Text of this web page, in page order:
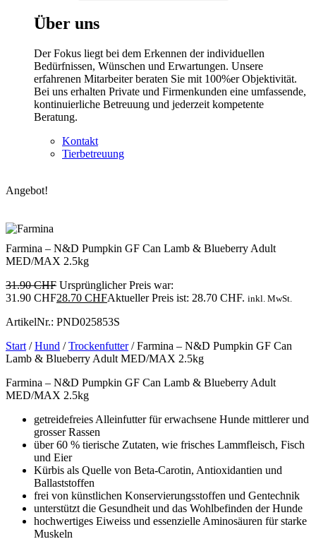
Über uns
Der Fokus liegt bei dem Erkennen der individuellen
Bedürfnissen, Wünschen und Erwartungen. Unsere
erfahrenen Mitarbeiter beraten Sie mit 100%er Objektivität.
Bei uns erhalten Private und Firmenkunden eine umfassende,
kontinuierliche Betreuung und jederzeit kompetente
Beratung.
Kontakt
Tierbetreuung
Angebot!
Farmina – N&D Pumpkin GF Can Lamb & Blueberry Adult
MED/MAX 2.5kg
31.90CHF Ursprünglicher Preis war:
31.90 CHF28.70 CHFAktueller Preis ist: 28.70 CHF. inkl. MwSt.
ArtikelNr.: PND025853S
Start/Hund /Trockenfutter/ Farmina – N&D Pumpkin GF Can
Lamb & Blueberry Adult MED/MAX 2.5kg
Farmina – N&D Pumpkin GF Can Lamb & Blueberry Adult
MED/MAX 2.5kg
getreidefreies Alleinfutter für erwachsene Hunde mittlerer und
grosser Rassen
über 60 % tierische Zutaten, wie frisches Lammfleisch, Fisch
und Eier
Kürbis als Quelle von Beta-Carotin, Antioxidantien und
Ballaststoffen
frei von künstlichen Konservierungsstoffen und Gentechnik
unterstützt die Gesundheit und das Wohlbefinden der Hunde
hochwertiges Eiweiss und essenzielle Aminosäuren für starke
Muskeln